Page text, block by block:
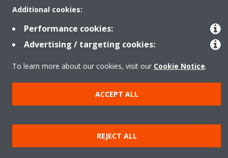
Politika e privatësisë së të dhënave
Data Act
Additional cookies:
Performance cookies:
Advertising / targeting cookies:
To learn more about our cookies, visit our Cookie Notice.
ACCEPT ALL
REJECT ALL